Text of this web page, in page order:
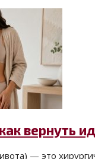
вернуть
— это